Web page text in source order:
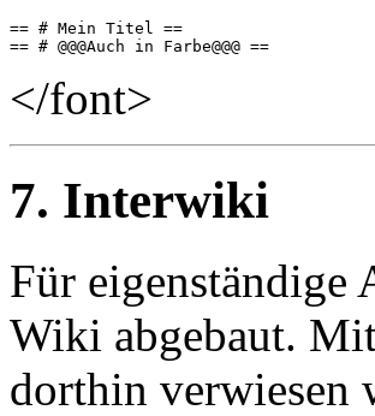
== # Mein Titel ==
</font>
7. Interwiki
Für eigenständige
Wiki abgebaut.
dorthin verwiesen